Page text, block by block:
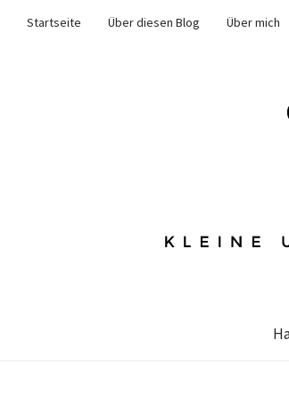
Startseite Über diesen Blog
Über mich